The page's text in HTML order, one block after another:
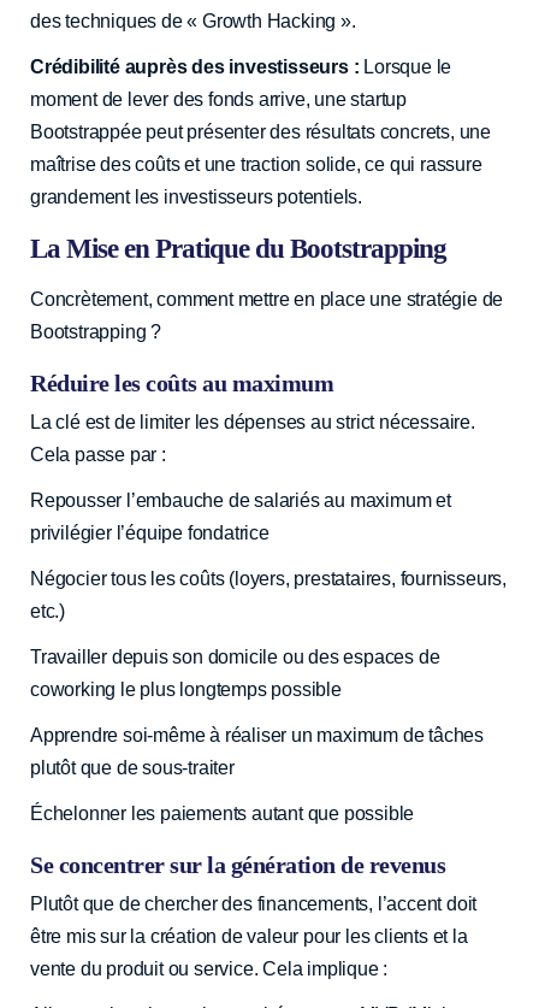
des techniques de « Growth Hacking ».
Crédibilité auprès des investisseurs : Lorsque le
moment de lever des fonds arrive, une startup
Bootstrappée peut présenter des résultats concrets, une
maîtrise des coûts et une traction solide, ce qui rassure
grandement les investisseurs potentiels.
La Mise en Pratique du Bootstrapping
Concrètement, comment mettre en place une stratégie de
Bootstrapping ?
Réduire les coûts au maximum
La clé est de limiter les dépenses au strict nécessaire.
Cela passe par :
Repousser l’embauche de salariés au maximum et
privilégier l’équipe fondatrice
Négocier tous les coûts (loyers, prestataires, fournisseurs,
etc.)
Travailler depuis son domicile ou des espaces de
coworking le plus longtemps possible
Apprendre soi-même à réaliser un maximum de tâches
plutôt que de sous-traiter
Échelonner les paiements autant que possible
Se concentrer sur la génération de revenus
Plutôt que de chercher des financements, l’accent doit
être mis sur la création de valeur pour les clients et la
vente du produit ou service. Cela implique :